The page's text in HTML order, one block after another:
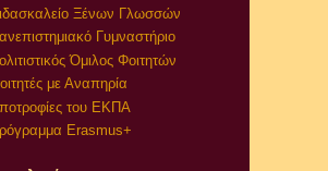
Ξένων Γλωσσών
Γυμναστήριο
Όμιλος Φοιτητών
με Αναπηρία
του ΕΚΠΑ
Erasmus+